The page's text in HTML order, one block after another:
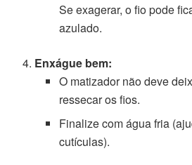
Se exagerar, o fio pode
azulado.
Enxágue bem:
O matizador não deve
ressecar os fios.
Finalize com água fria
cutículas).